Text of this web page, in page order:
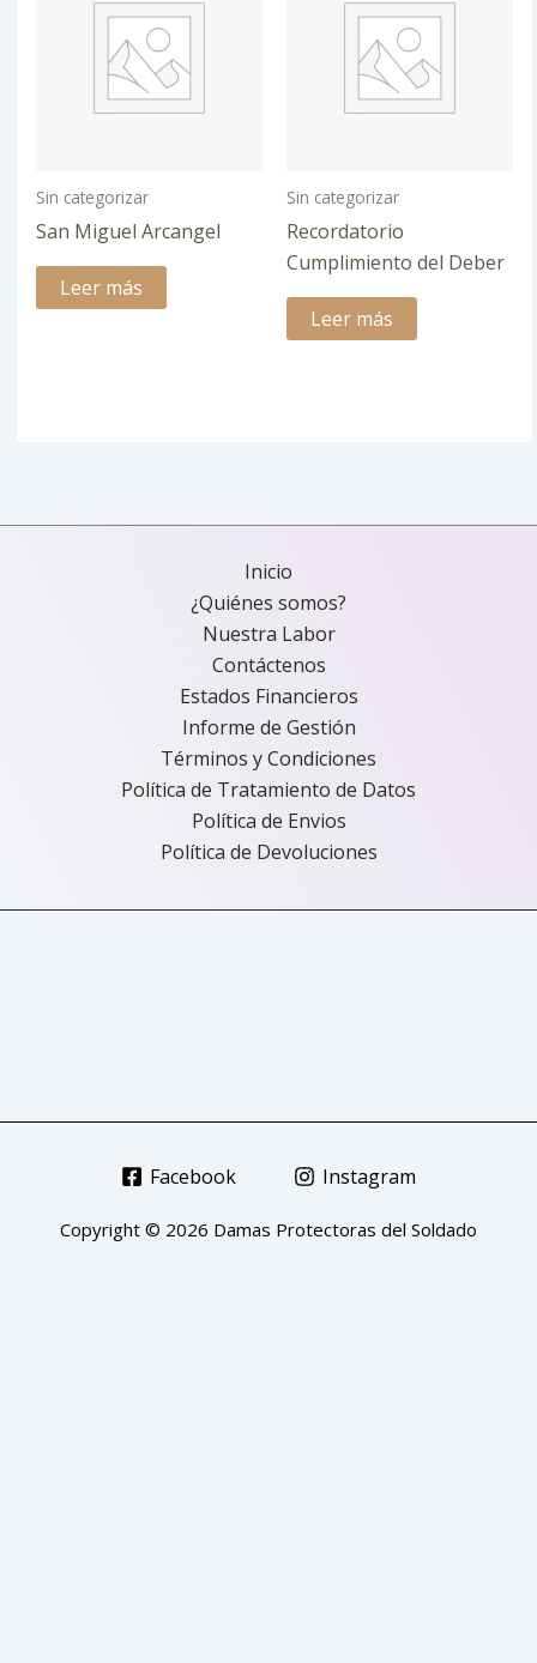
Sin categorizar
San Miguel Arcangel
Leer más
Sin categorizar
Recordatorio
Cumplimiento del Deber
Leer más
Inicio
¿Quiénes somos?
Nuestra Labor
Contáctenos
Estados Financieros
Informe de Gestión
Términos y Condiciones
Política de Tratamiento de Datos
Política de Envios
Política de Devoluciones
Facebook Instagram
Copyright © 2026 Damas Protectoras del Soldado